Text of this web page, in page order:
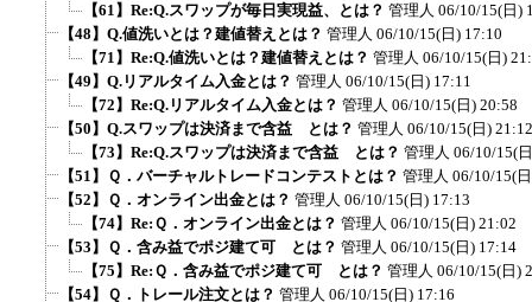
【61】Re:Q.スワップが毎日実現益、とは？ 管理人 06/10/15(日)
【48】Q.値洗いとは？建値替えとは？ 管理人 06/10/15(日) 17:10
【71】Re:Q.値洗いとは？建値替えとは？ 管理人 06/10/15(日)
【49】Q.リアルタイム入金とは？ 管理人 06/10/15(日) 17:11
【72】Re:Q.リアルタイム入金とは？ 管理人 06/10/15(日) 20:58
【50】Q.スワップは決済まで含益 とは？ 管理人 06/10/15(日) 21:12
【73】Re:Q.スワップは決済まで含益 とは？ 管理人 06/10/15(
【51】Ｑ．バーチャルトレードコンテストとは？ 管理人 06/10/15(
【52】Ｑ．オンライン出金とは？ 管理人 06/10/15(日) 17:13
【74】Re:Ｑ．オンライン出金とは？ 管理人 06/10/15(日) 21:02
【53】Ｑ．含み益でポジ建て可 とは？ 管理人 06/10/15(日) 17:14
【75】Re:Ｑ．含み益でポジ建て可 とは？ 管理人 06/10/15(日)
【54】Ｑ．トレール注文とは？ 管理人 06/10/15(日) 17:16